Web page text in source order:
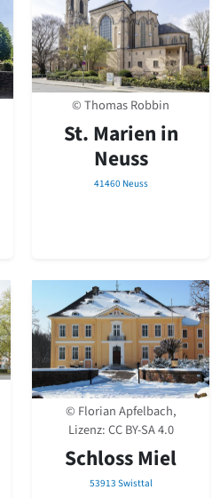
© Thomas Robbin
St­. Marien in
Neuss
41460 Neuss
© Florian Apfelbach,
Lizenz:CC BY-SA 4.0
Schloss Miel
53913 Swisttal